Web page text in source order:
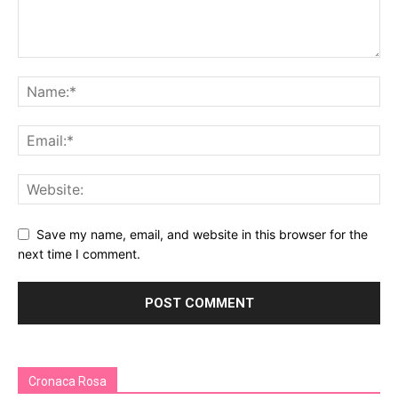
Save my name, email, and website in this browser for the
next time I comment.
Cronaca Rosa